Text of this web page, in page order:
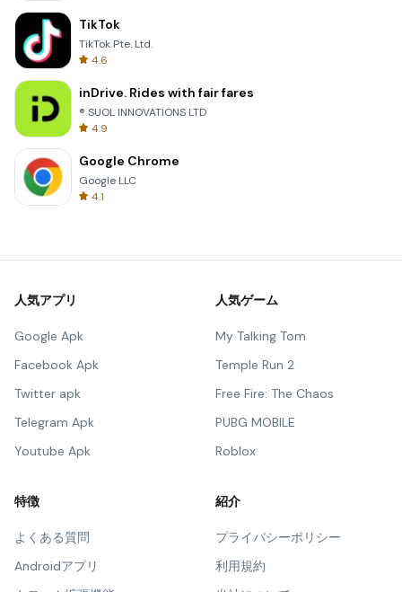
TikTok
TikTok Pte. Ltd.
4.6
inDrive. Rides with fair fares
® SUOL INNOVATIONS LTD
4.9
Google Chrome
Google LLC
4.1
人気アプリ
Google Apk
Facebook Apk
Twitter apk
Telegram Apk
Youtube Apk
人気ゲーム
My Talking Tom
Temple Run 2
Free Fire: The Chaos
PUBG MOBILE
Roblox
特徴
よくある質問
Androidアプリ
紹介
プライバシーポリシー
利用規約